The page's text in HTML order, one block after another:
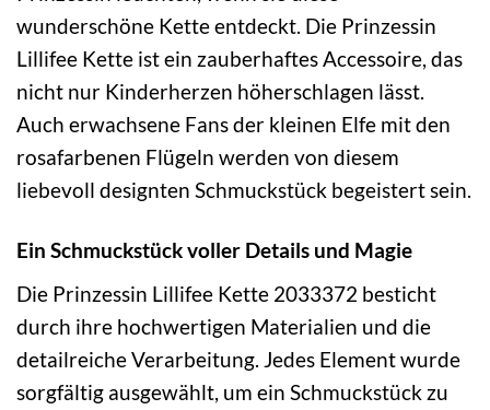
wunderschöne Kette entdeckt. Die Prinzessin
Lillifee Kette ist ein zauberhaftes Accessoire, das
nicht nur Kinderherzen höherschlagen lässt.
Auch erwachsene Fans der kleinen Elfe mit den
rosafarbenen Flügeln werden von diesem
liebevoll designten Schmuckstück begeistert sein.
Ein Schmuckstück voller Details und Magie
Die Prinzessin Lillifee Kette 2033372 besticht
durch ihre hochwertigen Materialien und die
detailreiche Verarbeitung. Jedes Element wurde
sorgfältig ausgewählt, um ein Schmuckstück zu